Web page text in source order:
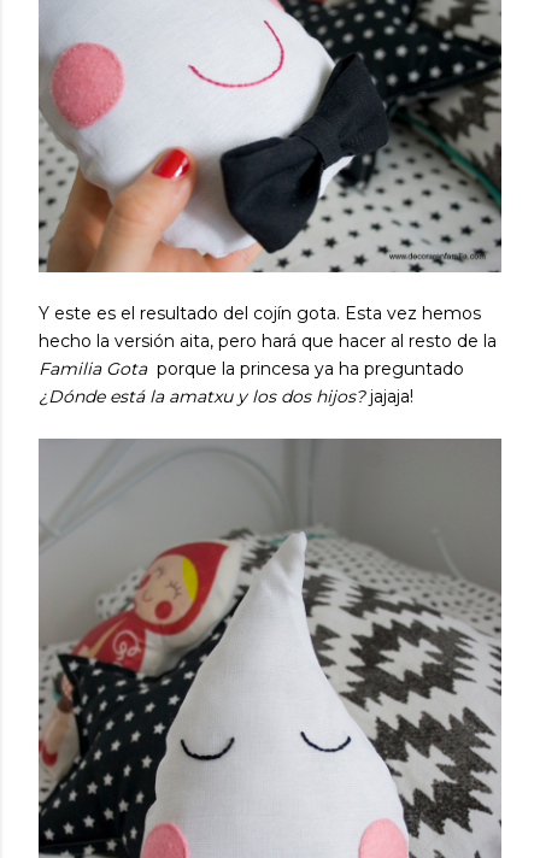
Y este es el resultado del cojín gota. Esta vez hemos
hecho la versión aita, pero hará que hacer al resto de la
Familia Gotaporque la princesa ya ha preguntado
¿Dónde está la amatxu y los dos hijos?jajaja!